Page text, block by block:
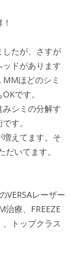
たが、さすが
ッドがあります
ほどのシミ
です。
シミの分解す
す。
えてます。そ
いてます。
VERSAレーザー
治療、FREEZE
トップクラス